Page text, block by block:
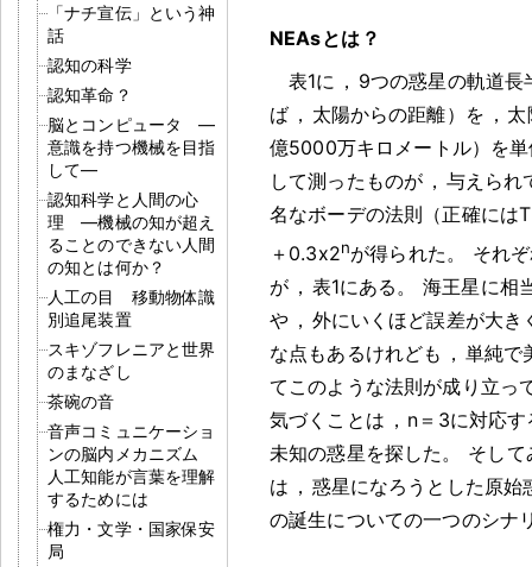
「ナチ宣伝」という神
話
認知の科学
認知革命？
脳とコンピュータ ―
意識を持つ機械を目指
して―
認知科学と人間の心
理 ―機械の知が超え
ることのできない人間
の知とは何か？
人工の目 移動物体識
別追尾装置
スキゾフレニアと世界
のまなざし
茶碗の音
音声コミュニケーショ
ンの脳内メカニズム
人工知能が言葉を理解
するためには
権力・文学・国家保安
局
NEAsとは ？
表1に ， 9つの惑星の軌道長
ば ， 太陽からの距離）を ， 太
億5000万キロメートル）を
して測ったものが ， 与えられ
名なボーデの法則（正確には
＋0.3x2nが得られた 。
それ
が ， 表1にある 。
海王星に相
や ， 外にいくほど誤差が大き
な点もあるけれども ， 単純で
てこのような法則が成り立っ
気づくことは ， n＝3に対応
未知の惑星を探した 。
そして
は ， 惑星になろうとした原
の誕生についての一つのシナ